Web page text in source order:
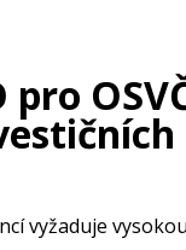
pro
vyžaduje